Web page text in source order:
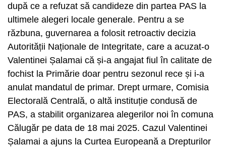
după ce a refuzat să candideze din partea PAS la
ultimele alegeri locale generale. Pentru a se
răzbuna, guvernarea a folosit retroactiv decizia
Autorității Naționale de Integritate, care a acuzat-o
Valentinei Șalamai că și-a angajat fiul în calitate de
fochist la Primărie doar pentru sezonul rece și i-a
anulat mandatul de primar. Drept urmare, Comisia
Electorală Centrală, o altă instituție condusă de
PAS, a stabilit organizarea alegerilor noi în comuna
Călugăr pe data de 18 mai 2025. Cazul Valentinei
Șalamai a ajuns la Curtea Europeană a Drepturilor